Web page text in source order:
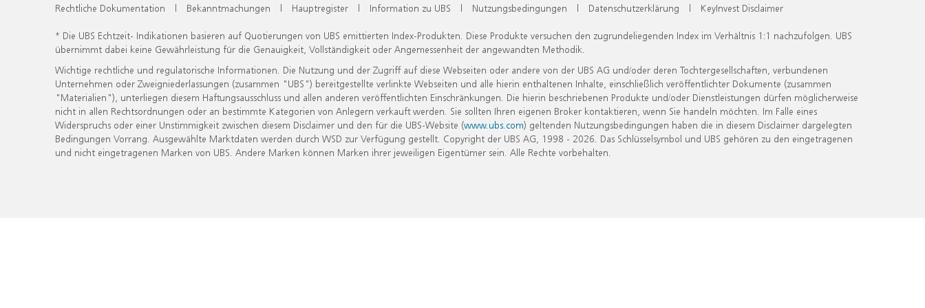
Rechtliche Dokumentation | Bekanntmachungen | Hauptregister | Information zu UBS | Nutzungsbedingungen | Datenschutzerklärung | KeyInvest Disclaimer
* Die UBS Echtzeit- Indikationen basieren auf Quotierungen von UBS emittierten Index-Produkten. Diese Produkte versuchen den zugrundeliegenden Index im Verhältnis 1:1 nachzufolgen. UBS
übernimmt dabei keine Gewährleistung für die Genauigkeit, Vollständigkeit oder Angemessenheit der angewandten Methodik.
Wichtige rechtliche und regulatorische Informationen. Die Nutzung und der Zugriff auf diese Webseiten oder andere von der UBS AG und/oder deren Tochtergesellschaften, verbundenen
Unternehmen oder Zweigniederlassungen (zusammen "UBS") bereitgestellte verlinkte Webseiten und alle hierin enthaltenen Inhalte, einschließlich veröffentlichter Dokumente (zusammen
"Materialien"), unterliegen diesem Haftungsausschluss und allen anderen veröffentlichten Einschränkungen. Die hierin beschriebenen Produkte und/oder Dienstleistungen dürfen möglicherweise
nicht in allen Rechtsordnungen oder an bestimmte Kategorien von Anlegern verkauft werden. Sie sollten Ihren eigenen Broker kontaktieren, wenn Sie handeln möchten. Im Falle eines
Widerspruchs oder einer Unstimmigkeit zwischen diesem Disclaimer und den für die UBS-Website (www.ubs.com) geltenden Nutzungsbedingungen haben die in diesem Disclaimer dargelegten
Bedingungen Vorrang. Ausgewählte Marktdaten werden durch WSD zur Verfügung gestellt. Copyright der UBS AG, 1998 - 2026. Das Schlüsselsymbol und UBS gehören zu den eingetragenen
und nicht eingetragenen Marken von UBS. Andere Marken können Marken ihrer jeweiligen Eigentümer sein. Alle Rechte vorbehalten.